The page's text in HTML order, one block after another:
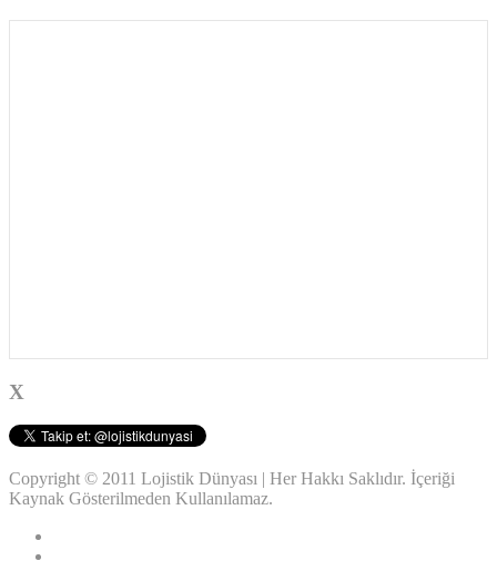
X
Copyright © 2011 Lojistik Dünyası | Her Hakkı Saklıdır. İçeriği
Kaynak Gösterilmeden Kullanılamaz.